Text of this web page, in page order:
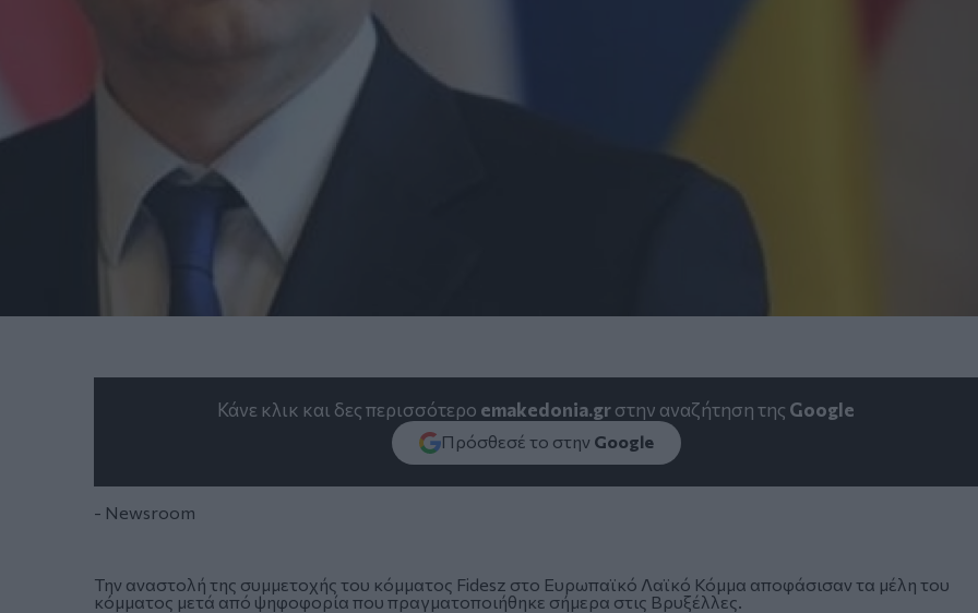
Κάνε κλικ και δες περισσότερο emakedonia.grστην αναζήτηση της Google
Πρόσθεσέ το στην Google
- Newsroom
Την αναστολή της συμμετοχής του κόμματος Fidesz στο Ευρωπαϊκό Λαϊκό Κόμμα αποφάσισαν τα μέλη του
κόμματος μετά από ψηφοφορία που πραγματοποιήθηκε σήμερα στις Βρυξέλλες.